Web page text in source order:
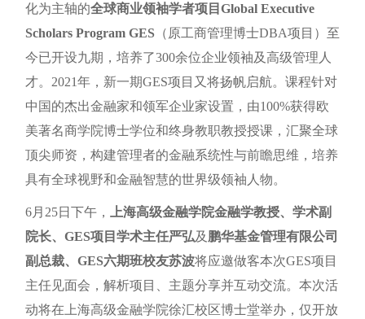
化为主轴的全球商业领袖学者项目Global Executive
Scholars Program GES（原工商管理博士DBA项目）至
今已开设九期，培养了300余位企业领袖及高级管理人
才。2021年，新一期GES项目又将扬帆启航。课程针对
中国的杰出金融家和领军企业家设置，由100%获得欧
美著名商学院博士学位和终身教职教授授课，汇聚全球
顶尖师资，构建管理者的金融系统性与前瞻思维，培养
具有全球视野和金融智慧的世界级领袖人物。
6月25日下午，
上海高级金融学院金融学教授、学术副
院长、GES项目学术主任严弘及 鹏华基金管理有限公司
副总裁、GES六期班校友苏波将应邀做客本次GES项目
主任见面会，解析项目、主题分享并互动交流。本次活
动将在上海高级金融学院徐汇校区博士堂举办，仅开放